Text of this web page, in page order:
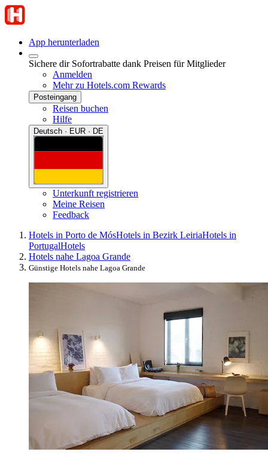
App herunterladen
Sichere dir Sofortrabatte dank Preisen für Mitglieder
Anmelden
Mehr zu Hotels.com Rewards
Posteingang
Reisen buchen
Hilfe
Deutsch · EUR · DE
Unterkunft registrieren
Meine Reisen
Feedback
Hotels in Porto de MósHotels in Bezirk LeiriaHotels in
PortugalHotels
Hotels nahe Lagoa Grande
Günstige Hotels nahe Lagoa Grande